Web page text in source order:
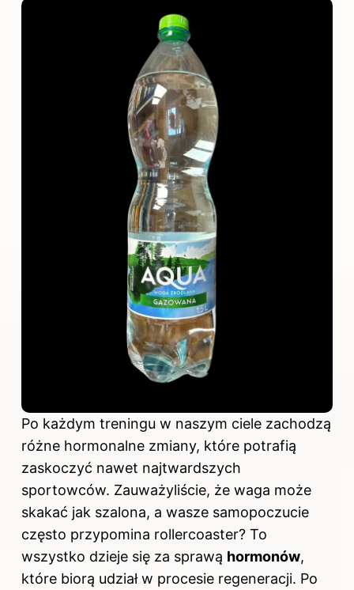
Po każdym treningu w naszym ciele zachodzą
różne hormonalne zmiany, które potrafią
zaskoczyć nawet najtwardszych
sportowców. Zauważyliście, że waga może
skakać jak szalona, a wasze samopoczucie
często przypomina rollercoaster? To
wszystko dzieje się za sprawą hormonów,
które biorą udział w procesie regeneracji. Po